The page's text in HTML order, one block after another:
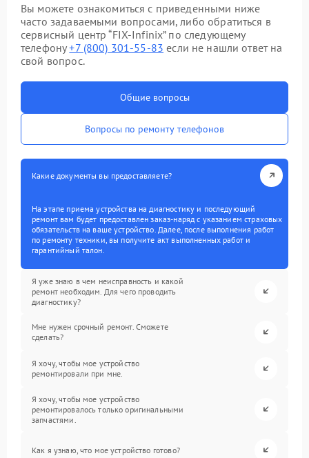
Вы можете ознакомиться с приведенными ниже
часто задаваемыми вопросами, либо обратиться в
сервисный центр “FIX-Infinix” по следующему
телефону+7 (800) 301-55-83 если не нашли ответ на
свой вопрос.
Общие вопросы
Вопросы по ремонту телефонов
Какие документы вы предоставляете?
На этапе приема устройства на диагностику и последующий
ремонт вам будет предоставлен заказ-наряд с указанием страховых
обязательств на ваше устройство. Далее, после выполнения работ
по ремонту техники, вы получите акт выполненных работ и
гарантийный талон.
Я уже знаю в чем неисправность и какой
ремонт необходим. Для чего проводить
диагностику?
Мне нужен срочный ремонт. Сможете
сделать?
Я хочу, чтобы мое устройство
ремонтировали при мне.
Я хочу, чтобы мое устройство
ремонтировалось только оригинальными
запчастями.
Как я узнаю, что мое устройство готово?